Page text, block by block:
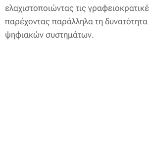
ελαχιστοποιώντας τις
παρέχοντας παράλληλα τη
ψηφιακών συστημάτων.